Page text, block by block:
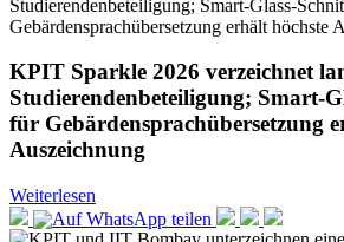
KPIT Sparkle 2026 verzeichnet
Studierendenbeteiligung; Smart-
für Gebärdensprachübersetzung
Auszeichnung
Weiterlesen